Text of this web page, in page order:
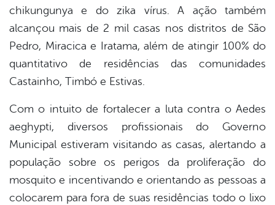
chikungunya e do zika vírus. A ação também
alcançou mais de 2 mil casas nos distritos de São
Pedro, Miracica e Iratama, além de atingir 100% do
quantitativo de residências das comunidades
Castainho, Timbó e Estivas.
Com o intuito de fortalecer a luta contra o Aedes
aeghypti, diversos profissionais do Governo
Municipal estiveram visitando as casas, alertando a
população sobre os perigos da proliferação do
mosquito e incentivando e orientando as pessoas a
colocarem para fora de suas residências todo o lixo